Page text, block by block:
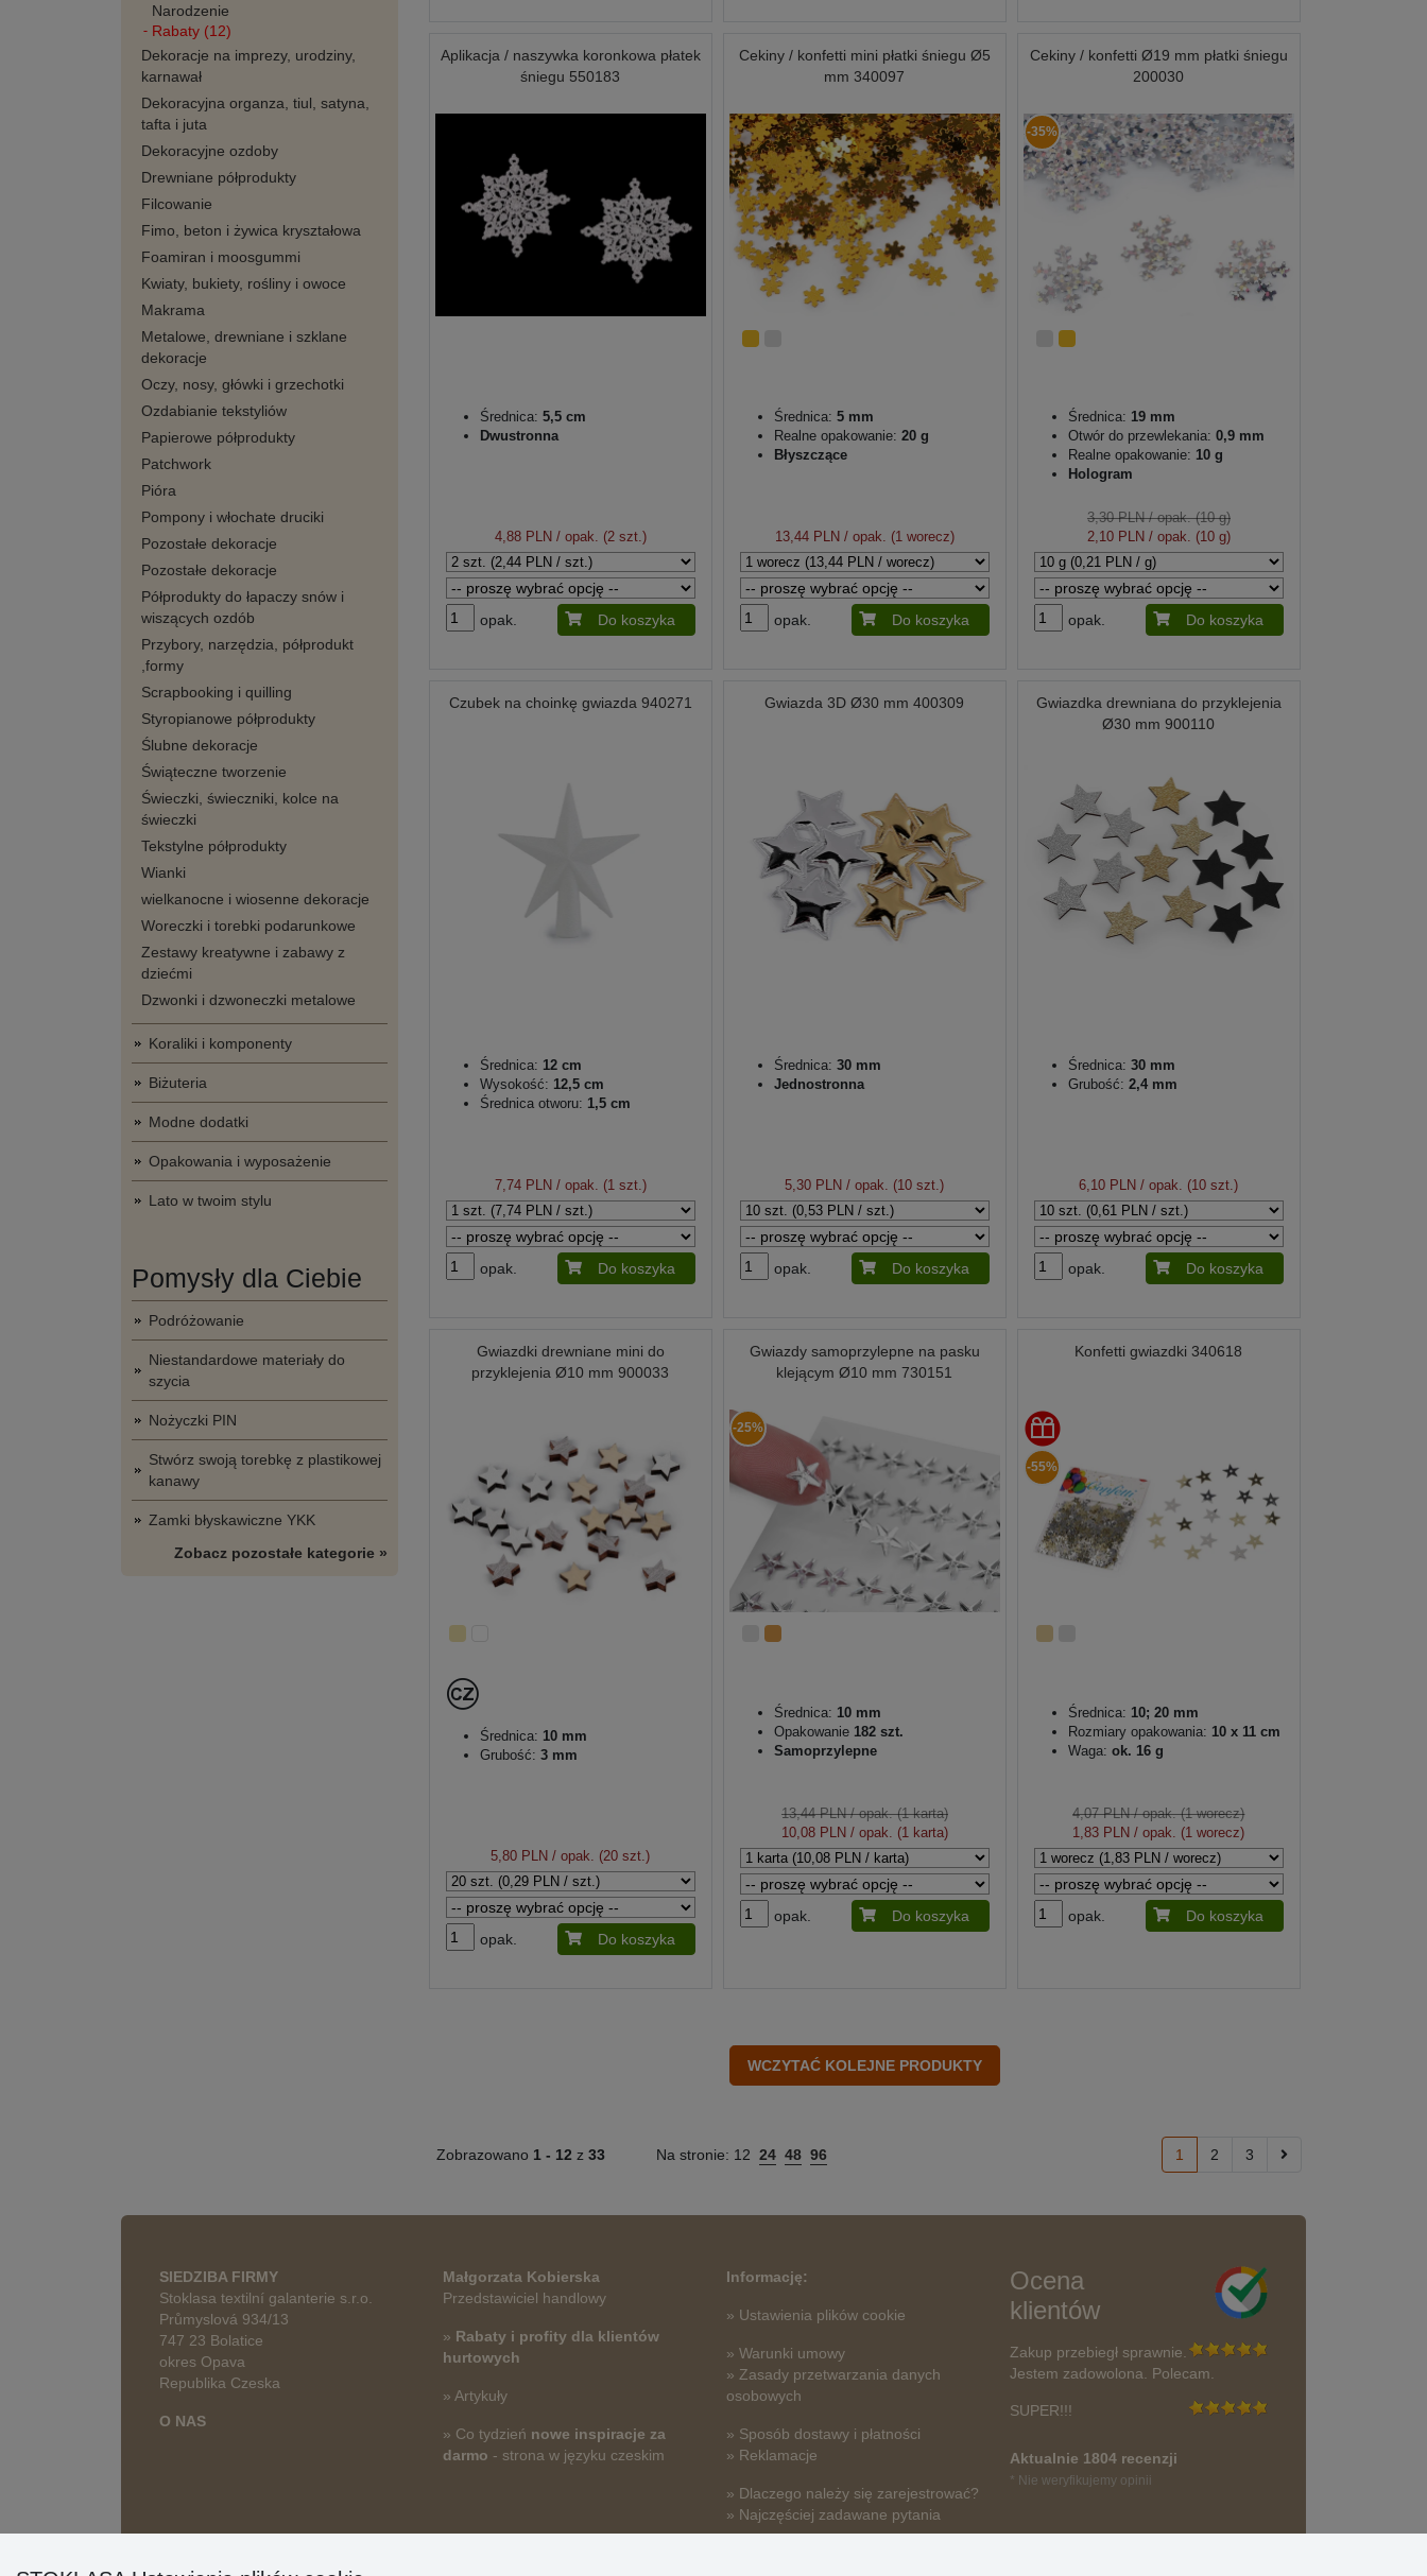
Narodzenie
Rabaty (12)
Dekoracje na imprezy, urodziny,
karnawał
Dekoracyjna organza, tiul, satyna,
tafta i juta
Dekoracyjne ozdoby
Drewniane półprodukty
Filcowanie
Fimo, beton i żywica kryształowa
Foamiran i moosgummi
Kwiaty, bukiety, rośliny i owoce
Makrama
Metalowe, drewniane i szklane
dekoracje
Oczy, nosy, główki i grzechotki
Ozdabianie tekstyliów
Papierowe półprodukty
Patchwork
Pióra
Pompony i włochate druciki
Pozostałe dekoracje
Pozostałe dekoracje
Półprodukty do łapaczy snów i
wiszących ozdób
Przybory, narzędzia, półprodukt
,formy
Scrapbooking i quilling
Styropianowe półprodukty
Ślubne dekoracje
Świąteczne tworzenie
Świeczki, świeczniki, kolce na
świeczki
Tekstylne półprodukty
Wianki
wielkanocne i wiosenne dekoracje
Woreczki i torebki podarunkowe
Zestawy kreatywne i zabawy z
dziećmi
Dzwonki i dzwoneczki metalowe
Koraliki i komponenty
Biżuteria
Modne dodatki
Opakowania i wyposażenie
Lato w twoim stylu
Pomysły dla Ciebie
Podróżowanie
Niestandardowe materiały do
szycia
Nożyczki PIN
Stwórz swoją torebkę z plastikowej
kanawy
Zamki błyskawiczne YKK
Zobacz pozostałe kategorie »
Aplikacja / naszywka koronkowa płatek
śniegu 550183
Średnica: 5,5 cm
Dwustronna
4,88 PLN / opak. (2 szt.)
opak. Do koszyka
Cekiny / konfetti mini płatki śniegu Ø5
mm 340097
Średnica: 5 mm
Realne opakowanie: 20 g
Błyszczące
13,44 PLN / opak. (1 worecz)
opak. Do koszyka
Cekiny / konfetti Ø19 mm płatki śniegu
200030
-35%
Średnica: 19 mm
Otwór do przewlekania: 0,9 mm
Realne opakowanie: 10 g
Hologram
3,30 PLN/ opak. (10 g)
2,10 PLN / opak. (10 g)
opak. Do koszyka
Czubek na choinkę gwiazda 940271
Średnica: 12 cm
Wysokość: 12,5 cm
Średnica otworu: 1,5 cm
7,74 PLN/ opak. (1 szt.)
opak. Do koszyka
Gwiazda 3D Ø30 mm 400309
Średnica: 30 mm
Jednostronna
5,30 PLN / opak. (10 szt.)
opak. Do koszyka
Gwiazdka drewniana do przyklejenia
Ø30 mm 900110
Średnica: 30 mm
Grubość: 2,4 mm
6,10 PLN / opak. (10 szt.)
opak. Do koszyka
Gwiazdki drewniane mini do
przyklejenia Ø10 mm 900033
Średnica: 10 mm
Grubość: 3 mm
5,80 PLN / opak. (20 szt.)
opak. Do koszyka
Gwiazdy samoprzylepne na pasku
klejącym Ø10 mm 730151
-25%
Średnica: 10 mm
Opakowanie182 szt.
Samoprzylepne
13,44 PLN/ opak. (1 karta)
10,08 PLN / opak. (1 karta)
opak. Do koszyka
Konfetti gwiazdki 340618
-55%
Średnica: 10; 20 mm
Rozmiary opakowania: 10 x 11 cm
Waga: ok. 16 g
4,07 PLN/ opak. (1 worecz)
1,83 PLN / opak. (1 worecz)
opak. Do koszyka
Zobrazowano 1 - 12 z 33 Na stronie: 12 24 48 96 1 2 3
SIEDZIBA FIRMY
Stoklasa textilní galanterie s.r.o.
Průmyslová 934/13
747 23 Bolatice
okres Opava
Republika Czeska
O NAS
Małgorzata Kobierska
Przedstawiciel handlowy
» Rabaty i profity dla klientów
hurtowych
» Artykuły
» Co tydzień nowe inspiracje za
darmo - strona w języku czeskim
Informację:
» Ustawienia plików cookie
» Warunki umowy
» Zasady przetwarzania danych
osobowych
» Sposób dostawy i płatności
» Reklamacje
» Dlaczego należy się zarejestrować?
» Najczęściej zadawane pytania
Ocena
klientów
Zakup przebiegł sprawnie.
Jestem zadowolona. Polecam.
SUPER!!!
Aktualnie 1804 recenzji
* Nie weryfikujemy opinii